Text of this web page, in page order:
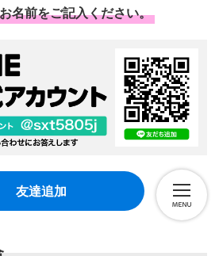
名前をご記入ください。
友達追加